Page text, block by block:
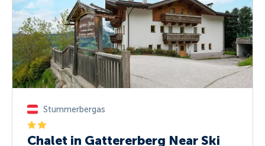
Stummerbergas
Chalet in Gattererberg Near Ski